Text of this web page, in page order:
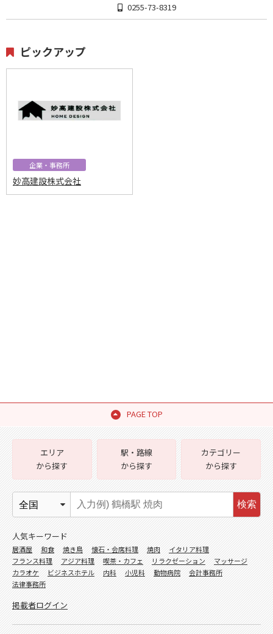
0255-73-8319
ピックアップ
企業・事務所
妙高建設株式会社
PAGE TOP
エリア
から探す
駅・路線
から探す
カテゴリー
から探す
検索
人気キーワード
居酒屋 和食 焼き鳥 懐石・会席料理 焼肉
イタリア料理
フランス料理
アジア料理 喫茶・カフェ リラクゼーション
マッサージ
カラオケ
ビジネスホテル 内科 小児科 動物病院
会計事務所
法律事務所
掲載者ログイン